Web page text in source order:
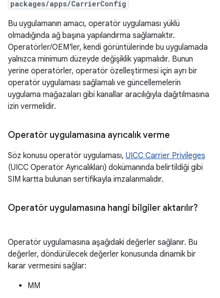
packages/apps/CarrierConfig
Bu uygulamanın amacı, operatör uygulaması yüklü
olmadığında ağ başına yapılandırma sağlamaktır.
Operatörler/OEM'ler, kendi görüntülerinde bu uygulamada
yalnızca minimum düzeyde değişiklik yapmalıdır. Bunun
yerine operatörler, operatör özelleştirmesi için ayrı bir
operatör uygulaması sağlamalı ve güncellemelerin
uygulama mağazaları gibi kanallar aracılığıyla dağıtılmasına
izin vermelidir.
Operatör uygulamasına ayrıcalık verme
Söz konusu operatör uygulaması, UICC Carrier Privileges
(UICC Operatör Ayrıcalıkları) dokümanında belirtildiği gibi
SIM kartta bulunan sertifikayla imzalanmalıdır.
Operatör uygulamasına hangi bilgiler aktarılır?
Operatör uygulamasına aşağıdaki değerler sağlanır. Bu
değerler, döndürülecek değerler konusunda dinamik bir
karar vermesini sağlar:
MM